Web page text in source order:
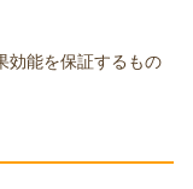
効能を保証するもの